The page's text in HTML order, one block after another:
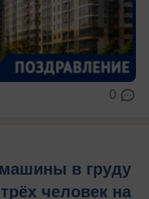
0
в груду
человек на